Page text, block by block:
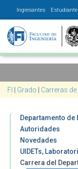
Ingresantes
FI Grado Carreras
Departamento de
Autoridades
Novedades
UIDETs,
Carrera del